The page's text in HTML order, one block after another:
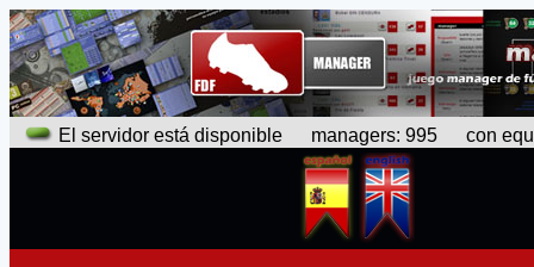
El servidor está disponible managers: 995 con